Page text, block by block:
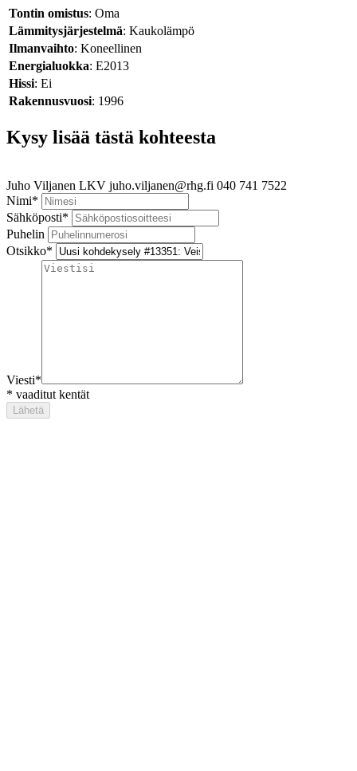
Tontin omistus: Oma
Lämmitysjärjestelmä: Kaukolämpö
Ilmanvaihto: Koneellinen
Energialuokka: E2013
Hissi: Ei
Rakennusvuosi: 1996
Kysy lisää tästä kohteesta
Juho Viljanen LKV juho.viljanen@rhg.fi 040 741 7522
Nimi*
Sähköposti*
Puhelin
Otsikko*
Viesti*
* vaaditut kentät